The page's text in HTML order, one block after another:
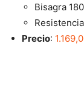
Bisagra
Precio: